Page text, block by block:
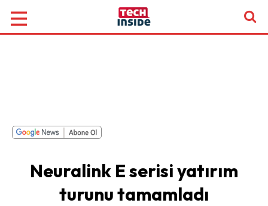
Neuralink E serisi yatırım
turunu tamamladı